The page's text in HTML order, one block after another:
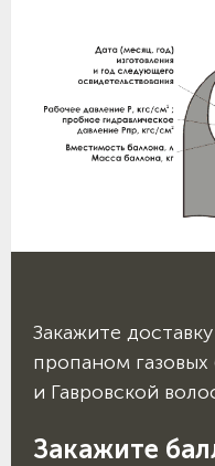
Закажите
пропаном
и Гавровской
Закажите